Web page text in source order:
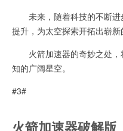
未来，随着科技的不断进
提升，为太空探索开拓出崭新
火箭加速器的奇妙之处，
知的广阔星空。
#3#
火箭加速器破解版